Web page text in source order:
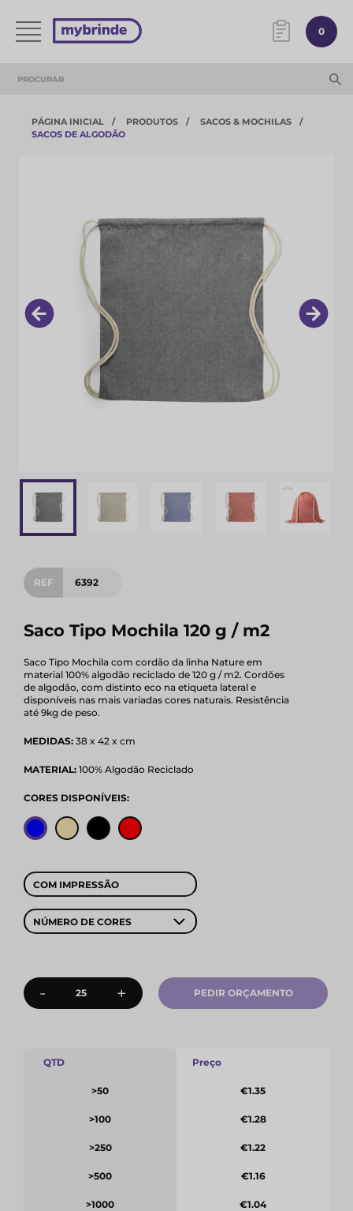
0
PÁGINA INICIAL PRODUTOS
SACOS & MOCHILAS
SACOS DE ALGODÃO
REF 6392
Saco Tipo Mochila 120 g / m2
Saco Tipo Mochila com cordão da linha Nature em
material 100% algodão reciclado de 120 g / m2. Cordões
de algodão, com distinto eco na etiqueta lateral e
disponíveis nas mais variadas cores naturais. Resistência
até 9kg de peso.
MEDIDAS: 38 x 42 x cm
MATERIAL: 100% Algodão Reciclado
CORES DISPONÍVEIS:
COM IMPRESSÃO
NÚMERO DE CORES
- + PEDIR ORÇAMENTO
QTD
>50
>100
>250
>500
>1000
Preço
€1.35
€1.28
€1.22
€1.16
€1.04